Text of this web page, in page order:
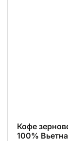
Кофе
100%